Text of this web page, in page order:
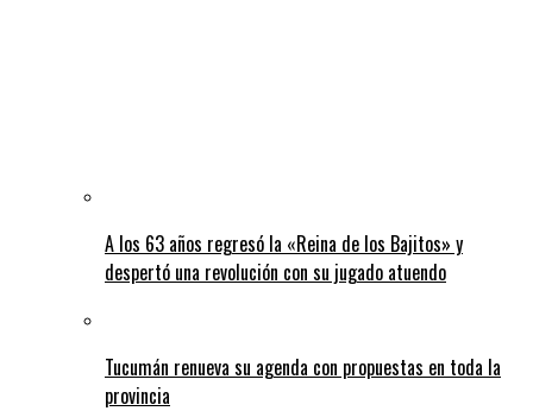
A los 63 años regresó la «Reina de los Bajitos» y
despertó una revolución con su jugado atuendo
Tucumán renueva su agenda con propuestas en toda la
provincia